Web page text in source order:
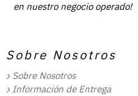
en nuestro negocio operado!
Sobre Nosotros
Sobre Nosotros
Información de Entrega